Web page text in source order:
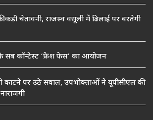
कड़ी चेतावनी, राजस्व वसूली में ढिलाई पर बरतेगी
सब कॉन्टेस्ट ‘फ्रेश फेस’ का आयोजन
काटने पर उठे सवाल, उपभोक्ताओं ने यूपीसीएल की